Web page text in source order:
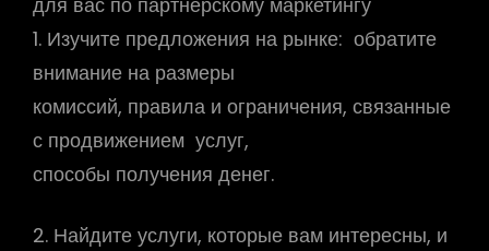
1. Изучите предложения на рынке: обратите
внимание на размеры
комиссий, правила и ограничения, связанные
с продвижением услуг,
способы получения денег.
2. Найдите услуги, которые вам интересны, и